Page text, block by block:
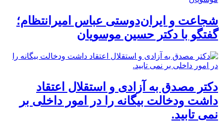
شجاعت و ایران‌دوستی عباس امیرانتظام؛
گفتگو با دکتر حسین موسویان
دکتر مصدق به آزادی و استقلال اعتقاد
داشت ودخالت بیگانه را در امور داخلی بر
نمی تابید.